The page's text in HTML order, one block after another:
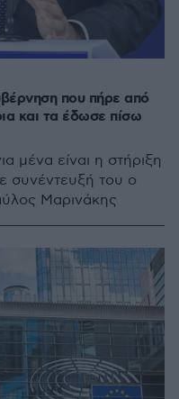
που πήρε από
και τα έδωσε πίσω
μένα είναι η στήριξη
συνέντευξή του ο
Μαρινάκης